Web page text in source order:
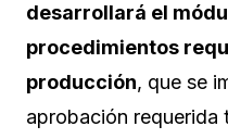
desarrollará el
procedimientos
producción, que se
aprobación requerida